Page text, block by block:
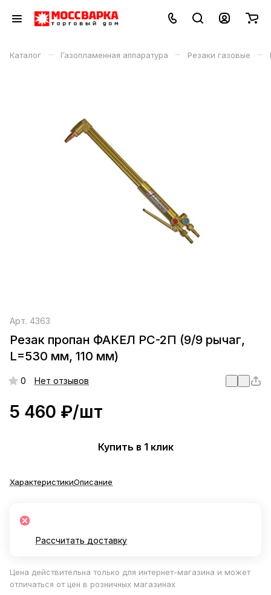
Каталог – Газопламенная аппаратура – Резаки газовые –
Арт. 4363
Резак пропан ФАКЕЛ РС-2П (9/9 рычаг,
L=530 мм, 110 мм)
0 Нет отзывов
5 460 ₽/шт
Купить в 1 клик
ХарактеристикиОписание
Рассчитать доставку
Цена действительна только для интернет-магазина и может
отличаться от цен в розничных магазинах